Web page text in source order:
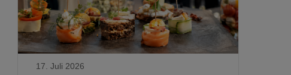
17. Juli 2026